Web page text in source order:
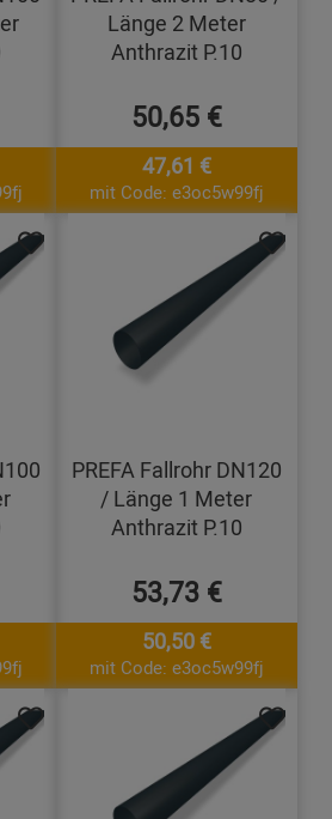
Länge 2 Meter
Anthrazit P.10
50,65 €
47,61 €
mit Code: e3oc5w99fj
PREFA Fallrohr DN120
/ Länge 1 Meter
Anthrazit P.10
53,73 €
50,50 €
mit Code: e3oc5w99fj